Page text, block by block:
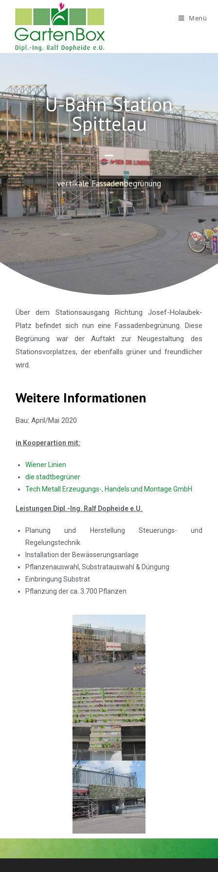
Menü
U-Bahn Station
Spittelau
vertikale Fassadenbegrünung
Über dem Stationsausgang Richtung Josef-Holaubek-
Platz befindet sich nun eine Fassadenbegrünung. Diese
Begrünung war der Auftakt zur Neugestaltung des
Stationsvorplatzes, der ebenfalls grüner und freundlicher
wird.
Weitere Informationen
Bau: April/Mai 2020
in Kooperartion mit:
Wiener Linien
die stadtbegrüner
Tech Metall Erzeugungs-, Handels und Montage GmbH
Leistungen Dipl.-Ing. Ralf Dopheide e.U.
Planung und Herstellung Steuerungs- und
Regelungstechnik
Installation der Bewässerungsanlage
Pflanzenauswahl, Substratauswahl & Düngung
Einbringung Substrat
Pflanzung der ca. 3.700 Pflanzen